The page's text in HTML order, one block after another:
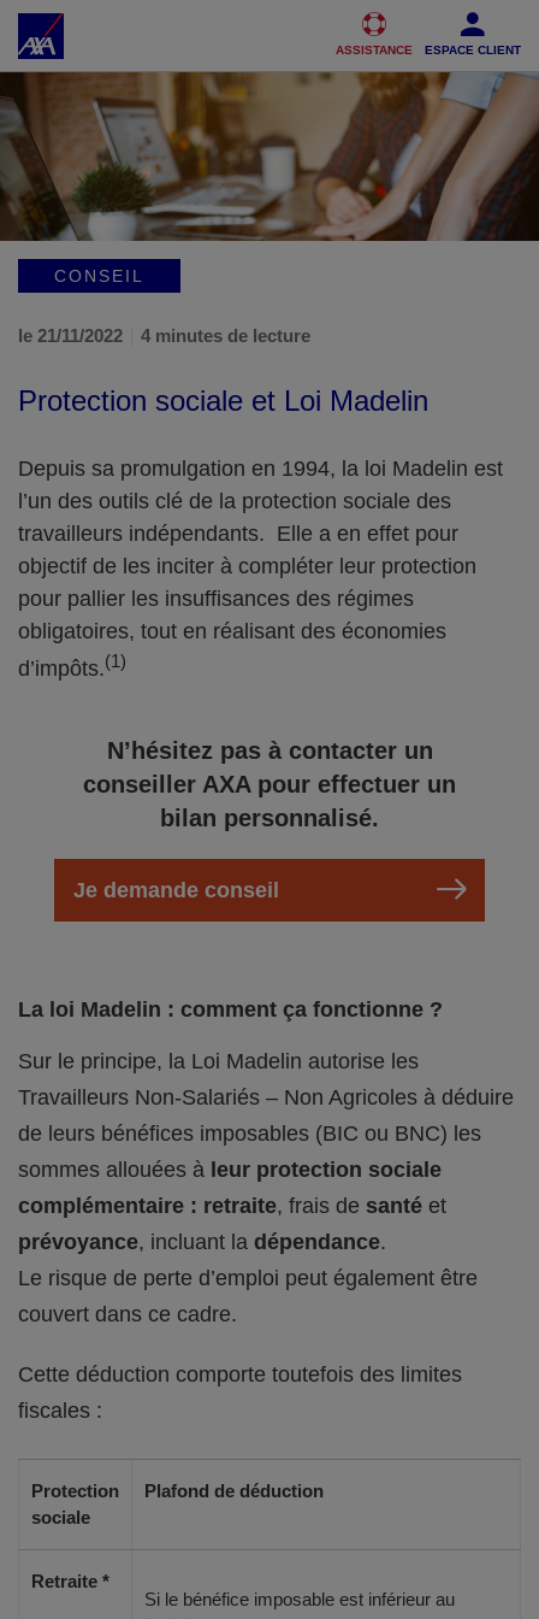
Accéder au Contenu Accéder au Pied de page
ASSISTANCE ESPACE CLIENT
CONSEIL
le 21/11/2022 4 minutes de lecture
Protection sociale et Loi Madelin
Depuis sa promulgation en 1994, la loi Madelin est
l’un des outils clé de la protection sociale des
travailleurs indépendants. Elle a en effet pour
objectif de les inciter à compléter leur protection
pour pallier les insuffisances des régimes
obligatoires, tout en réalisant des économies
d’impôts.(1)
N’hésitez pas à contacter un
conseiller AXA pour effectuer un
bilan personnalisé.
Je demande conseil
La loi Madelin : comment ça fonctionne ?
Sur le principe, la Loi Madelin autorise les
Travailleurs Non-Salariés – Non Agricoles à déduire
de leurs bénéfices imposables (BIC ou BNC) les
sommes allouées à leur protection sociale
complémentaire : retraite, frais de santé et
prévoyance, incluant la dépendance.
Le risque de perte d’emploi peut également être
couvert dans ce cadre.
Cette déduction comporte toutefois des limites
fiscales :
Protection
sociale
Plafond de déduction
Retraite *
Si le bénéfice imposable est inférieur au